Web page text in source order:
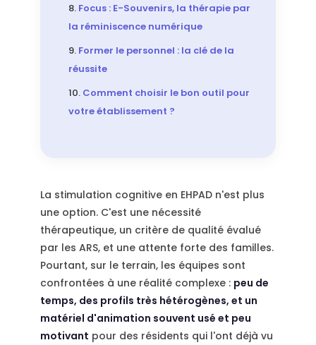
Focus : E-Souvenirs, la thérapie par
la réminiscence numérique
Former le personnel : la clé de la
réussite
Comment choisir le bon outil pour
votre établissement ?
La stimulation cognitive en EHPAD n'est plus
une option. C'est une nécessité
thérapeutique, un critère de qualité évalué
par les ARS, et une attente forte des familles.
Pourtant, sur le terrain, les équipes sont
confrontées à une réalité complexe : peu de
temps, des profils très hétérogènes, et un
matériel d'animation souvent usé et peu
motivant pour des résidents qui l'ont déjà vu